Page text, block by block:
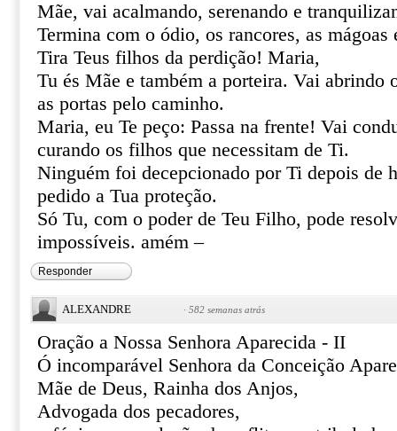
Mãe, vai acalmando, serenando e
Termina com o ódio, os rancores, as mágoas
Tira Teus filhos da perdição! Maria,
Tu és Mãe e também a porteira. Vai abrindo
as portas pelo caminho.
Maria, eu Te peço: Passa na frente! Vai
curando os filhos que necessitam de Ti.
Ninguém foi decepcionado por Ti depois de
pedido a Tua proteção.
Só Tu, com o poder de Teu Filho, pode
impossíveis. amém –
Responder
ALEXANDRE · 582 semanas atrás
Oração a Nossa Senhora Aparecida - II
Ó incomparável Senhora da Conceição
Mãe de Deus, Rainha dos Anjos,
Advogada dos pecadores,